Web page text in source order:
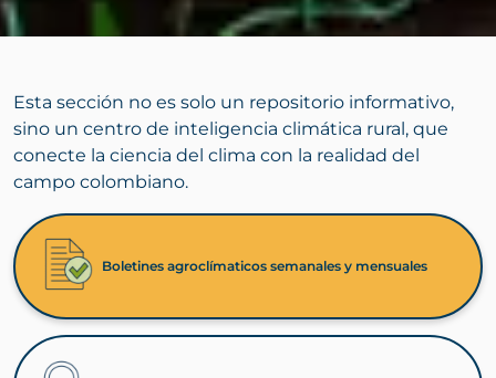
Esta sección no es solo un repositorio informativo,
sino un centro de inteligencia climática rural, que
conecte la ciencia del clima con la realidad del
campo colombiano.
Boletines agroclímaticos semanales y mensuales